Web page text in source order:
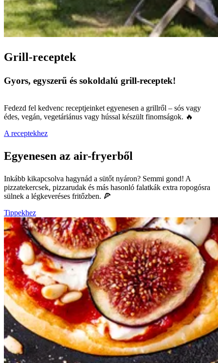
Grill-receptek
Gyors, egyszerű és sokoldalú grill-receptek!
Fedezd fel kedvenc receptjeinket egyenesen a grillről – sós vagy
édes, vegán, vegetáriánus vagy hússal készült finomságok. 🔥
A receptekhez
Egyenesen az air-fryerből
Inkább kikapcsolva hagynád a sütőt nyáron? Semmi gond! A
pizzatekercsek, pizzarudak és más hasonló falatkák extra ropogósra
sülnek a légkeveréses fritőzben. 🍕
Tippekhez